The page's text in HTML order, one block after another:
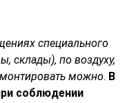
специального
склады), по воздуху,
можно. В
соблюдении